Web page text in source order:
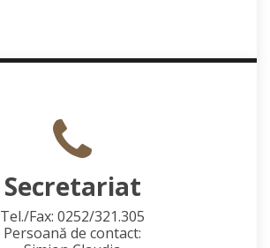
Secretariat
Tel./Fax: 0252/321.305
Persoană de contact: